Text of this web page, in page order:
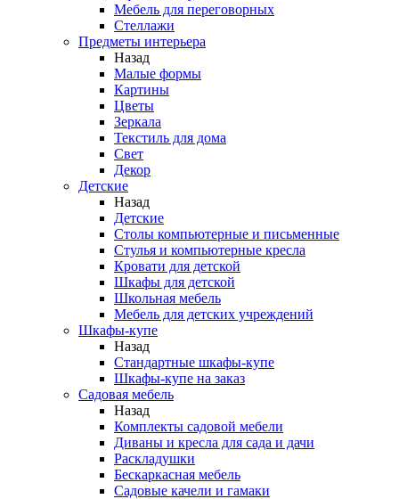
Мебель для переговорных
Стеллажи
Предметы интерьера
Назад
Малые формы
Картины
Цветы
Зеркала
Текстиль для дома
Свет
Декор
Детские
Назад
Детские
Столы компьютерные и письменные
Стулья и компьютерные кресла
Кровати для детской
Шкафы для детской
Школьная мебель
Мебель для детских учреждений
Шкафы-купе
Назад
Стандартные шкафы-купе
Шкафы-купе на заказ
Садовая мебель
Назад
Комплекты садовой мебели
Диваны и кресла для сада и дачи
Раскладушки
Бескаркасная мебель
Садовые качели и гамаки